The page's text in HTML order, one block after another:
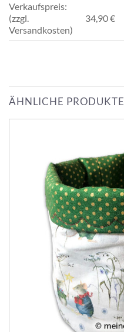
Verkaufspreis:
(zzgl.
Versandkosten)
34,90 €
ÄHNLICHE PRODUKTE